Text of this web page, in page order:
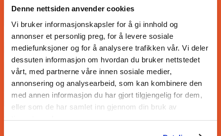
Denne nettsiden anvender cookies
Vi bruker informasjonskapsler for å gi innhold og
annonser et personlig preg, for å levere sosiale
mediefunksjoner og for å analysere trafikken vår. Vi deler
dessuten informasjon om hvordan du bruker nettstedet
vårt, med partnerne våre innen sosiale medier,
annonsering og analysearbeid, som kan kombinere den
med annen informasjon du har gjort tilgjengelig for dem,
eller som de har samlet inn gjennom din bruk av